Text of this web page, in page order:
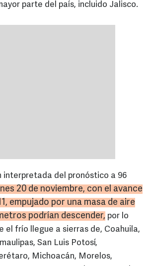
parte del país, incluido Jalisco.
interpretada del pronóstico a 96
20 de noviembre, con el avance
empujado por una masa de aire
podrían descender, por lo
el frío llegue a sierras de, Coahuila,
San Luis Potosí,
Michoacán, Morelos,